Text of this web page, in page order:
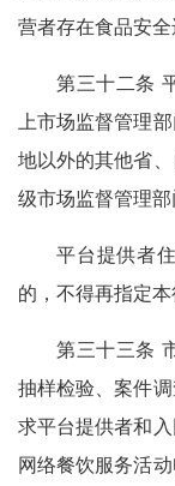
营者存在食品安全
第三十二条
上市场监督管理
地以外的其他省
级市场监督管理部
平台提供者
的，不得再指定
第三十三条
抽样检验、案件
求平台提供者和
网络餐饮服务活